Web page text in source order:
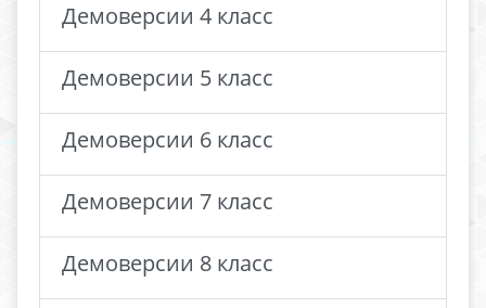
Демоверсии 4 класс
Демоверсии 5 класс
Демоверсии 6 класс
Демоверсии 7 класс
Демоверсии 8 класс